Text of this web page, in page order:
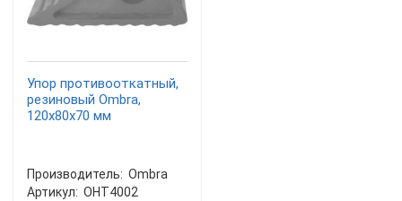
Упор противооткатный,
резиновый Ombra,
120х80х70 мм
Производитель: Ombra
Артикул: OHT4002